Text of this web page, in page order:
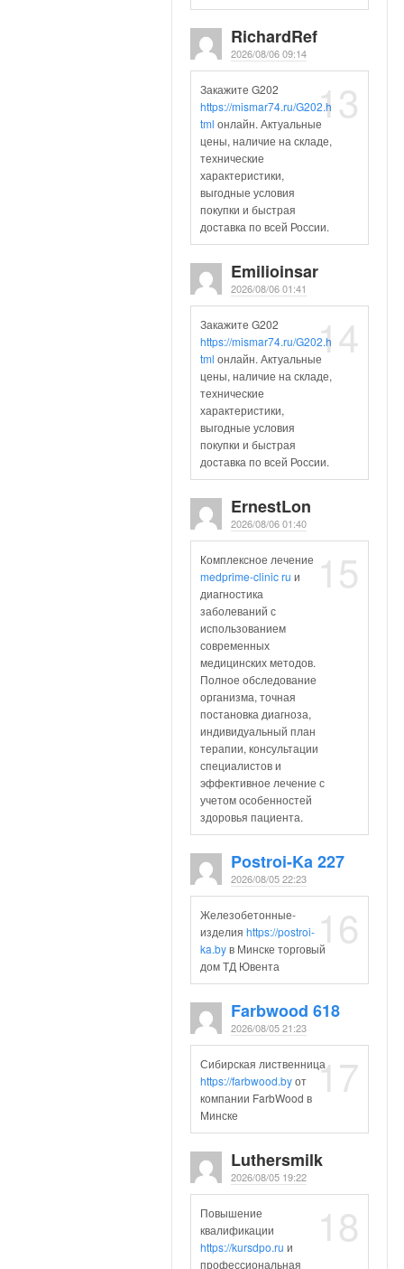
RichardRef
2026/08/06 09:14
13
Закажите G202
https://mismar74.ru/G202.h
tml онлайн. Актуальные
цены, наличие на складе,
технические
характеристики,
выгодные условия
покупки и быстрая
доставка по всей России.
Emilioinsar
2026/08/06 01:41
14
Закажите G202
https://mismar74.ru/G202.h
tml онлайн. Актуальные
цены, наличие на складе,
технические
характеристики,
выгодные условия
покупки и быстрая
доставка по всей России.
ErnestLon
2026/08/06 01:40
15
Комплексное лечение
medprime-clinic ru и
диагностика
заболеваний с
использованием
современных
медицинских методов.
Полное обследование
организма, точная
постановка диагноза,
индивидуальный план
терапии, консультации
специалистов и
эффективное лечение с
учетом особенностей
здоровья пациента.
Postroi-Ka 227
2026/08/05 22:23
16
Железобетонные-
изделия https://postroi-
ka.byв Минске торговый
дом ТД Ювента
Farbwood 618
2026/08/05 21:23
17
Сибирская лиственница
https://farbwood.byот
компании FarbWood в
Минске
Luthersmilk
2026/08/05 19:22
18
Повышение
квалификации
https://kursdpo.ru и
профессиональная